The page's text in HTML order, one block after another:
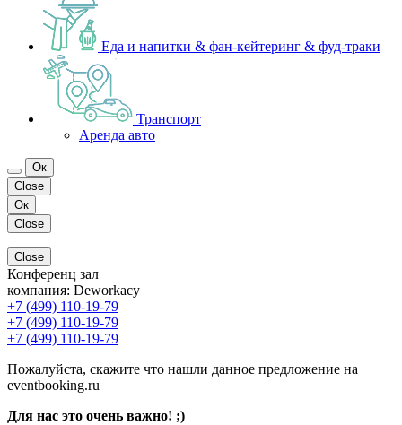
Еда и напитки & фан-кейтеринг & фуд-траки
Транспорт
Аренда авто
Ок
Close
Ок
Close
Close
Конференц зал
компания: Deworkacy
+7 (499) 110-19-79
+7 (499) 110-19-79
+7 (499) 110-19-79
Пожалуйста, скажите что нашли данное предложение на
eventbooking.ru
Для нас это очень важно! ;)